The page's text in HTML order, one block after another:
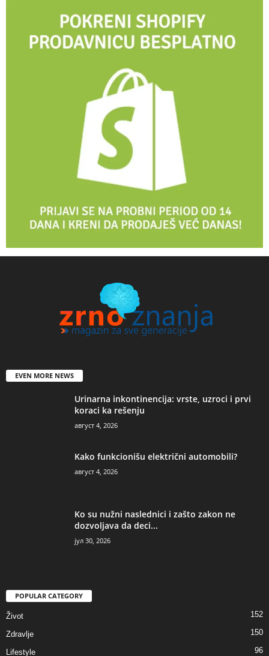
EVEN MORE NEWS
Urinarna inkontinencija: vrste, uzroci i prvi
koraci ka rešenju
август 4, 2026
Kako funkcionišu električni automobili?
август 4, 2026
Ko su nužni naslednici i zašto zakon ne
dozvoljava da deci...
јул 30, 2026
POPULAR CATEGORY
Život 152
Zdravlje 150
Lifestyle 96